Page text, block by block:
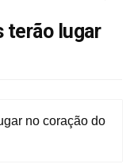
terão lugar